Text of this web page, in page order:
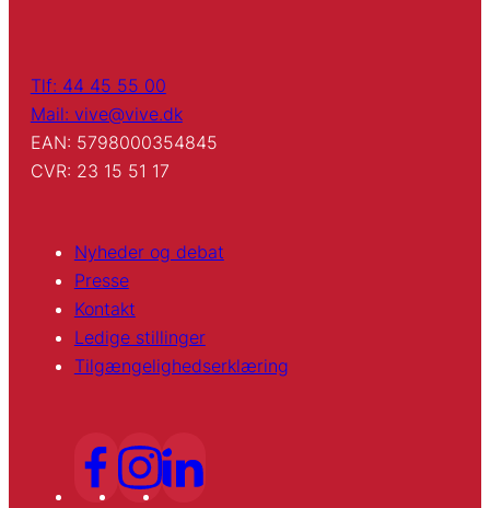
Tlf: 44 45 55 00
Mail: vive@vive.dk
EAN: 5798000354845
CVR: 23 15 51 17
Nyheder og debat
Presse
Kontakt
Ledige stillinger
Tilgængelighedserklæring